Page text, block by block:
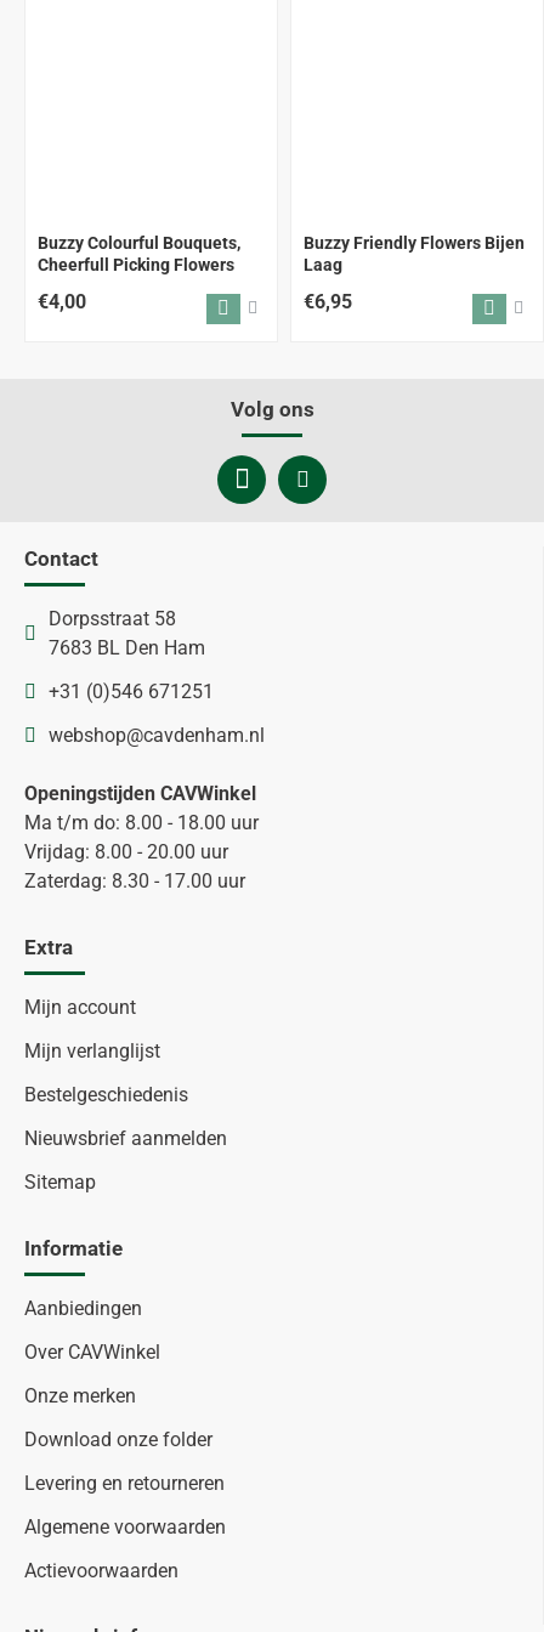
Buzzy Colourful Bouquets,
Cheerfull Picking Flowers
€4,00
Buzzy Friendly Flowers Bijen
Laag
€6,95
Volg ons
Contact
Dorpsstraat 58
7683 BL Den Ham
+31 (0)546 671251
webshop@cavdenham.nl
Openingstijden CAVWinkel
Ma t/m do: 8.00 - 18.00 uur
Vrijdag: 8.00 - 20.00 uur
Zaterdag: 8.30 - 17.00 uur
Extra
Mijn account
Mijn verlanglijst
Bestelgeschiedenis
Nieuwsbrief aanmelden
Sitemap
Informatie
Aanbiedingen
Over CAVWinkel
Onze merken
Download onze folder
Levering en retourneren
Algemene voorwaarden
Actievoorwaarden